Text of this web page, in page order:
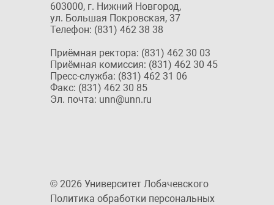
603000, г. Нижний Новгород,
ул. Большая Покровская, 37
Телефон: (831) 462 38 38
Приёмная ректора: (831) 462 30 03
Приёмная комиссия: (831) 462 30 45
Пресс-служба: (831) 462 31 06
Факс: (831) 462 30 85
Эл. почта: unn@unn.ru
© 2026 Университет Лобачевского
Политика обработки персональных